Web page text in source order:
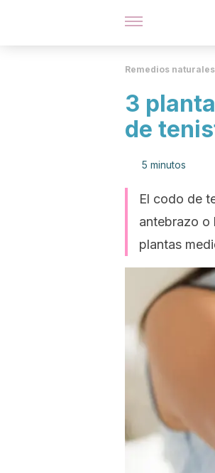
Remedios naturales
3
de
5 minutos
El codo de
antebrazo o
plantas